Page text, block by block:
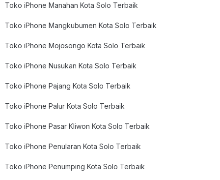
Toko iPhone Manahan Kota Solo Terbaik
Toko iPhone Mangkubumen Kota Solo Terbaik
Toko iPhone Mojosongo Kota Solo Terbaik
Toko iPhone Nusukan Kota Solo Terbaik
Toko iPhone Pajang Kota Solo Terbaik
Toko iPhone Palur Kota Solo Terbaik
Toko iPhone Pasar Kliwon Kota Solo Terbaik
Toko iPhone Penularan Kota Solo Terbaik
Toko iPhone Penumping Kota Solo Terbaik